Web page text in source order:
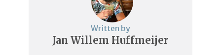
Written by
Jan Willem Huffmeijer